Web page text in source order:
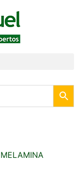
MELAMINA